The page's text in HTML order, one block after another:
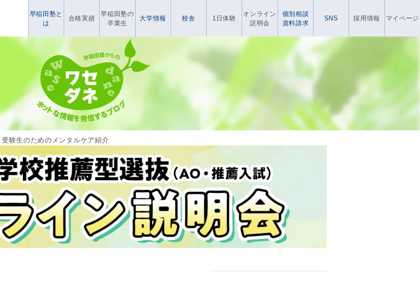
早稲田塾と
は
合格実績
早稲田塾の
卒業生
大学情報 校舎 1日体験
オンライン
説明会
個別相談
資料請求
SNS 採用情報 マイページ
受験生のためのメンタルケア紹介